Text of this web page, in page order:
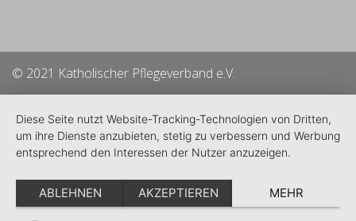
© 2021 Katholischer Pflegeverband e.V.
Diese Seite nutzt Website-Tracking-Technologien von Dritten,
um ihre Dienste anzubieten, stetig zu verbessern und Werbung
entsprechend den Interessen der Nutzer anzuzeigen.
ABLEHNEN AKZEPTIEREN MEHR